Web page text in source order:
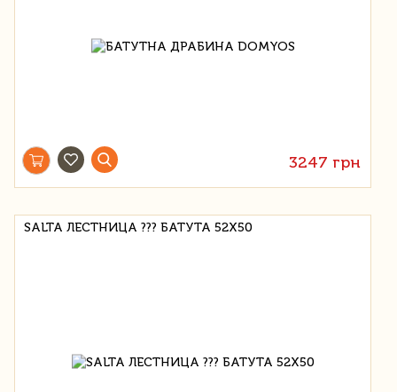
3247 грн
SALTA ЛЕСТНИЦА ??? БАТУТА 52X50